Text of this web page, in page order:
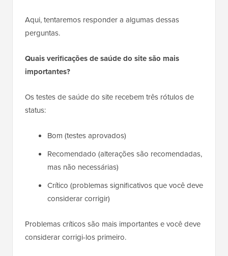
Aqui, tentaremos responder a algumas dessas
perguntas.
Quais verificações de saúde do site são mais
importantes?
Os testes de saúde do site recebem três rótulos de
status:
Bom (testes aprovados)
Recomendado (alterações são recomendadas,
mas não necessárias)
Crítico (problemas significativos que você deve
considerar corrigir)
Problemas críticos são mais importantes e você deve
considerar corrigi-los primeiro.